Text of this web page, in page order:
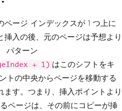
ージ インデックスが 1 つ上に
挿入の後、元のページは予想より
パターン
+ 1) はこのシフトをキ
トの中央からページを移動する
す。つまり、挿入ポイントより
ページは、その前にコピーが挿